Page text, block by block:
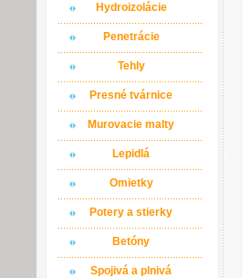
Hydroizolácie
Penetrácie
Tehly
Presné tvárnice
Murovacie malty
Lepidlá
Omietky
Potery a stierky
Betóny
Spojivá a plnivá